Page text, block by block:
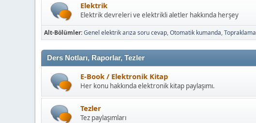
Elektrik
Elektrik devreleri ve elektrikli aletler hakkında herşey
Alt-Bölümler Genel elektrik arıza soru cevap Otomatik kumanda Topraklama
Ders Notları, Raporlar, Tezler
E-Book / Elektronik Kitap
Her konu hakkında elektronik kitap paylaşımı.
Tezler
Tez paylaşımları